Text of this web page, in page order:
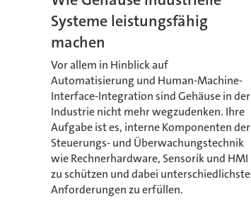
Systeme leistungsfähig
machen
Vor allem in Hinblick auf
Automatisierung und Human-Machine-
Interface-Integration sind Gehäuse in der
Industrie nicht mehr wegzudenken. Ihre
Aufgabe ist es, interne Komponenten der
Steuerungs- und Überwachungstechnik
wie Rechnerhardware, Sensorik und HMI
zu schützen und dabei unterschiedlichste
Anforderungen zu erfüllen.